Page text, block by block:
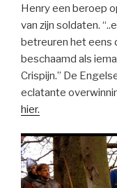
Henry een beroep
van zijn soldaten.
betreuren het eens
beschaamd als
Crispijn.” De
eclatante
hier.